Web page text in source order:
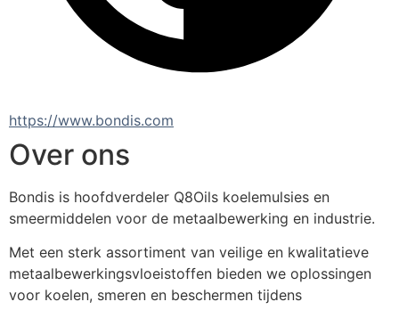
https://www.bondis.com
Over ons
Bondis is hoofdverdeler Q8Oils koelemulsies en
smeermiddelen voor de metaalbewerking en industrie.
Met een sterk assortiment van veilige en kwalitatieve
metaalbewerkingsvloeistoffen bieden we oplossingen
voor koelen, smeren en beschermen tijdens